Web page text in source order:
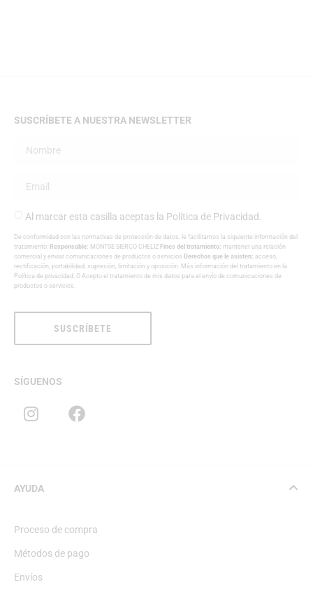
SUSCRÍBETE A NUESTRA NEWSLETTER
Al marcar esta casilla aceptas la Política de Privacidad.
De conformidad con las normativas de protección de datos, le facilitamos la siguiente información del
tratamiento: Responsable: MONTSE SIERCO CHELIZ Fines del tratamiento: mantener una relación
comercial y enviar comunicaciones de productos o servicios Derechos que le asisten: acceso,
rectificación, portabilidad, supresión, limitación y oposición. Más información del tratamiento en la
Política de privacidad . O Acepto el tratamiento de mis datos para el envío de comunicaciones de
productos o servicios.
SUSCRÍBETE
SÍGUENOS
AYUDA
Proceso de compra
Métodos de pago
Envíos